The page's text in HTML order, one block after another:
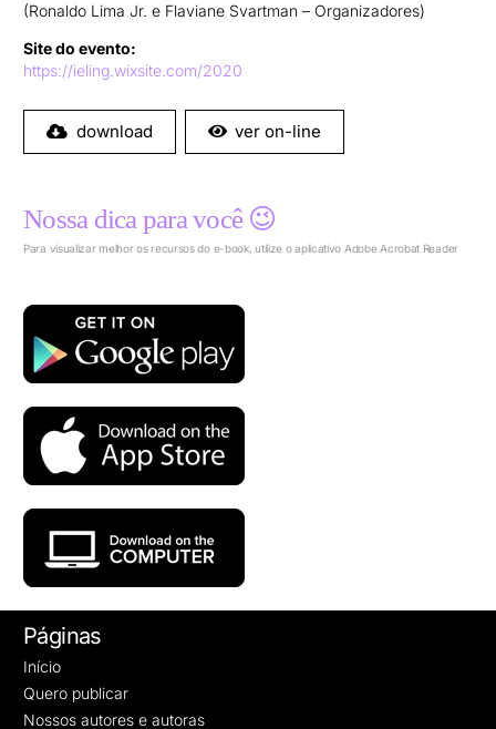
(Ronaldo Lima Jr. e Flaviane Svartman – Organizadores)
Site do evento:
https://ieling.wixsite.com/2020
download ver on-line
Nossa dica para você 😉
Para visualizar melhor os recursos do e-book, utilize o aplicativo Adobe Acrobat Reader
Páginas
Início
Quero publicar
Nossos autores e autoras